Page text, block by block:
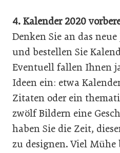
4. Kalender 2020
Denken Sie an das
und bestellen Sie
Eventuell fallen Ihnen
Ideen ein: etwa
Zitaten oder ein
zwölf Bildern eine
haben Sie die Zeit,
zu designen. Viel Mühe